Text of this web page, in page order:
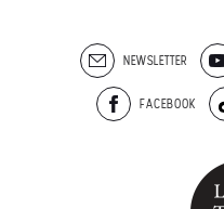
NEWSLETTER
FACEBOOK